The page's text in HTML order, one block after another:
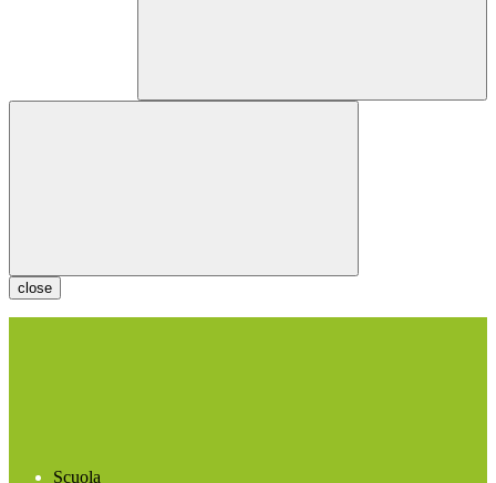
close
Scuola